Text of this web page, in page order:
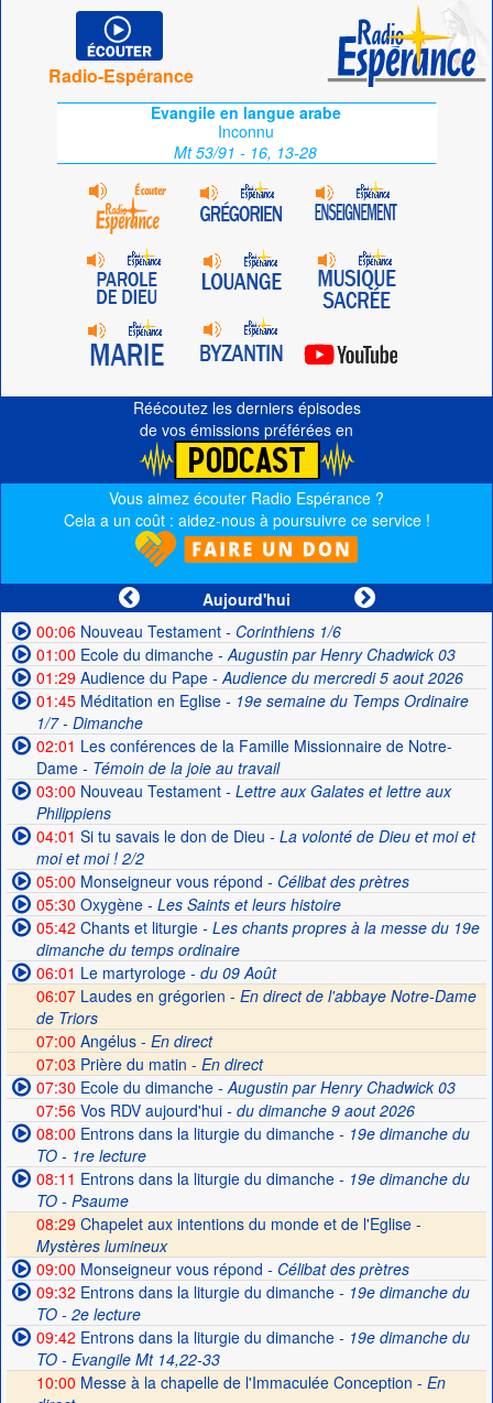
Radio-Espérance
Evangile en langue arabe
Inconnu
Mt 53/91 - 16, 13-28
Réécoutez les derniers épisodes
de vos émissions préférées en
Vous aimez écouter Radio Espérance ?
Cela a un coût : aidez-nous à poursuivre ce service !
Aujourd'hui
00:06Nouveau Testament- Corinthiens 1/6
01:00 Ecole du dimanche- Augustin par Henry Chadwick 03
01:29Audience du Pape- Audience du mercredi 5 aout 2026
01:45Méditation en Eglise- 19e semaine du Temps Ordinaire
1/7 - Dimanche
02:01 Les conférences de la Famille Missionnaire de Notre-
Dame- Témoin de la joie au travail
03:00 Nouveau Testament- Lettre aux Galates et lettre aux
Philippiens
04:01 Si tu savais le don de Dieu - La volonté de Dieu et moi et
moi et moi ! 2/2
05:00 Monseigneur vous répond - Célibat des prètres
05:30 Oxygène- Les Saints et leurs histoire
05:42 Chants et liturgie- Les chants propres à la messe du 19e
dimanche du temps ordinaire
06:01 Le martyrologe- du 09 Août
06:07Laudes en grégorien - En direct de l'abbaye Notre-Dame
de Triors
07:00 Angélus - En direct
07:03 Prière du matin - En direct
07:30 Ecole du dimanche- Augustin par Henry Chadwick 03
07:56Vos RDV aujourd'hui- du dimanche 9 aout 2026
08:00 Entrons dans la liturgie du dimanche- 19e dimanche du
TO - 1re lecture
08:11 Entrons dans la liturgie du dimanche- 19e dimanche du
TO - Psaume
08:29 Chapelet aux intentions du monde et de l'Eglise -
Mystères lumineux
09:00 Monseigneur vous répond - Célibat des prètres
09:32 Entrons dans la liturgie du dimanche- 19e dimanche du
TO - 2e lecture
09:42 Entrons dans la liturgie du dimanche- 19e dimanche du
TO - Evangile Mt 14,22-33
10:00 Messe à la chapelle de l'Immaculée Conception - En